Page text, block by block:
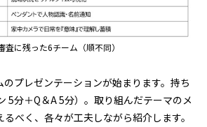
査に残った6チーム（順不同）
プレゼンテーションが始まります。持ち
5分＋Q＆A 5分）。取り組んだテーマのメ
べく、各々が工夫しながら紹介します。